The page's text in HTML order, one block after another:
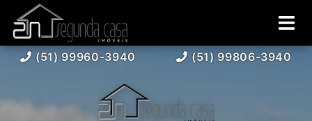
(51) 99960-3940 (51) 99806-3940